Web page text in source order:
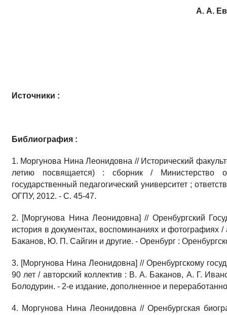
А. А.
Источники :
Библиография :
1. Моргунова Нина Леонидовна // Исторический
летию посвящается) : сборник / Министерство
государственный педагогический университет ;
ОГПУ, 2012. - С. 45-47.
2. [Моргунова Нина Леонидовна] // Оренбургский
история в документах, воспоминаниях и фотографиях
Баканов, Ю. П. Сайгин и другие. - Оренбург :
3. [Моргунова Нина Леонидовна] // Оренбургскому
90 лет / авторский коллектив : В. А. Баканов, А. Г.
Болодурин. - 2-е издание, дополненное и
4. Моргунова Нина Леонидовна // Оренбургская